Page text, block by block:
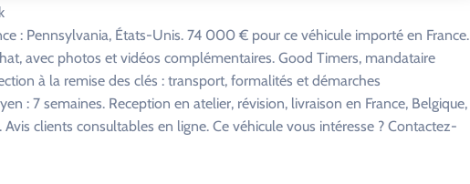
: Pennsylvania, États-Unis. 74 000 € pour ce véhicule importé en France.
avec photos et vidéos complémentaires. Good Timers, mandataire
à la remise des clés : transport, formalités et démarches
: 7 semaines. Reception en atelier, révision, livraison en France, Belgique,
clients consultables en ligne. Ce véhicule vous intéresse ? Contactez-